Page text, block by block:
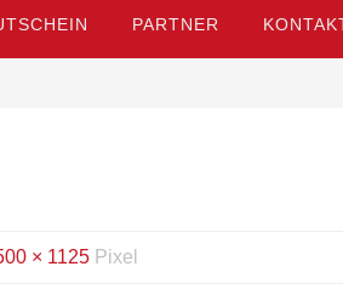
PARTNER
× 1125 Pixel